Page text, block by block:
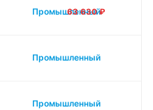
Промышленный
63 630₽
Промышленный
Промышленный